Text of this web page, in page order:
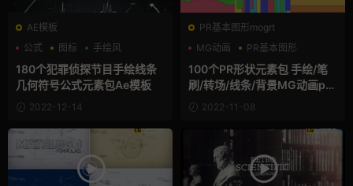
AE模板
公式
图标 手绘风
180个犯罪侦探节目手绘线条
几何符号公式元素包Ae模板
2022-12-14
PR基本图形mogrt
MG动画
PR基本图形
公式
100个PR形状元素包 手绘/笔
刷/转场/线条/背景MG动画pr
素材合集
2022-11-08